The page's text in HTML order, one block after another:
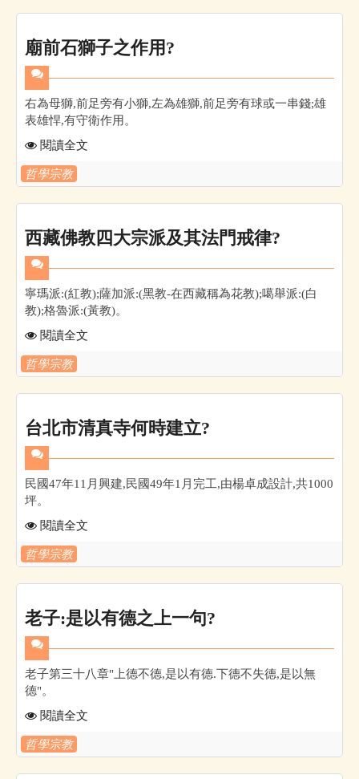
廟前石獅子之作用?
右為母獅,前足旁有小獅,左為雄獅,前足旁有球或一串錢;雄
表雄悍,有守衛作用。
閱讀全文
哲學宗教
西藏佛教四大宗派及其法門戒律?
寧瑪派:(紅教);薩加派:(黑教-在西藏稱為花教);噶舉派:(白
教);格魯派:(黃教)。
閱讀全文
哲學宗教
台北市清真寺何時建立?
民國47年11月興建,民國49年1月完工,由楊卓成設計,共1000
坪。
閱讀全文
哲學宗教
老子:是以有德之上一句?
老子第三十八章"上德不德,是以有德.下德不失德,是以無
德"。
閱讀全文
哲學宗教